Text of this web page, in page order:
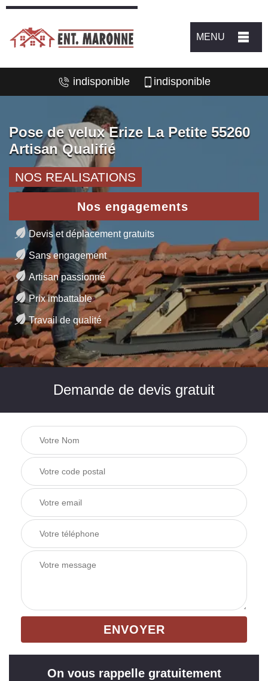
MENU
indisponible indisponible
Pose de velux Erize La Petite 55260
Artisan Qualifié
NOS REALISATIONS
Nos engagements
Devis et déplacement gratuits
Sans engagement
Artisan passionné
Prix imbattable
Travail de qualité
Demande de devis gratuit
On vous rappelle gratuitement